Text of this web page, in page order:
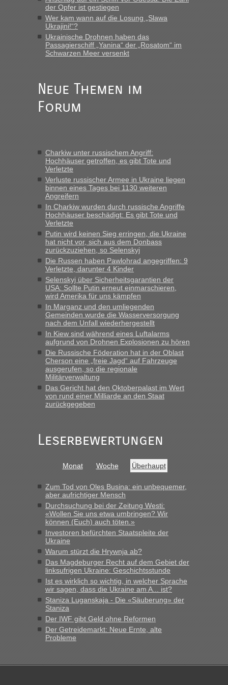
Recht, Visa und Dokumente • Re: Deklaration
gebrauchter Kleidung beim Zoll
„Vielen Dank, mit einem Briefchen meiner Frau im Gepäck
gab es keine Probleme“
fast 11 Milliarden aufgedeckt
„Am besten wäre natürlich, wenn die Frau mit dabei ist.
Alleinreisende Männer stehen schließlich immer unter
Milliarden aufgedeckt
„Kein Zoll. Du musst an sich nur sagen dass das privat ist
und du nicht damit handeln willst. So lange das nicht
Originalverpackt ist und ersichlich das nicht neu sollte es
keine Probleme geben“
Recht, Visa und Dokumente • Deklaration
gebrauchter Kleidung beim Zoll
„Hallo Leute, ich weiß nicht, ob ich hier richtig bin mit meiner
Anfrage. Ich möchte 4 Umzugskartons mit gebrauchter
Straßen Kleidung bei der Einreise in die Ukraine
mitnehmen. Es ist gebrauchte Kleidung...“
Berichte und Reisetipps • Re: An welchem
Grenzübergang zwischen Polen und der Ukraine geht es am
schnellsten?
„Wir sind mit unserem Wohnmobil, wie geplant am Montag
15.6. in Krakovets rüber. Sehr zeitig los gegen 5 Uhr in der
Früh. Mit sehr sehr wenig Verkehr, super bis zur Grenze. Nur
8 PKW vor der Schranke....“
Berichte und Reisetipps • Re: An welchem
Grenzübergang zwischen Polen und der Ukraine geht es am
schnellsten?
„Gestern 6 Stunden warten vor der Grenze Richtung Polen
Grenzübergang zwischen Polen und der Ukraine geht es am
„Bin am Montag 15.6.26 um 8 Uhr in Urgyniw ausgereist,
das erste Mal an einem Montagmorgen ca. 15 Fahrzeuge
vor mir, bin sonst der Erste oder Zweite, egal, nach ca 20
Minuten wurde dann die nächste Welle...“
Berichte und Reisetipps • Re: An welchem
Grenzübergang zwischen Polen und der Ukraine geht es am
schnellsten?
„Derzeit, ist es überall sehr voll an den Grenzen Ukraine/
Polen. Zb. Krakovets 100 PKW ca. 10 h Wartezeit. Wollen
Montag rüber, versuchen es sehr früh.“
der Opfer ist gestiegen
Wer kam wann auf die Losung „Slawa
Ukrajini!“?
Ukrainische Drohnen haben das
Passagierschiff „Yanina“ der „Rosatom“ im
Schwarzen Meer versenkt
Neue Themen im
Forum
Charkiw unter russischem Angriff:
Hochhäuser getroffen, es gibt Tote und
Verletzte
Verluste russischer Armee in Ukraine liegen
binnen eines Tages bei 1130 weiteren
Angreifern
In Charkiw wurden durch russische Angriffe
Hochhäuser beschädigt: Es gibt Tote und
Verletzte
Putin wird keinen Sieg erringen, die Ukraine
hat nicht vor, sich aus dem Donbass
zurückzuziehen, so Selenskyj
Die Russen haben Pawlohrad angegriffen: 9
Verletzte, darunter 4 Kinder
Selenskyj über Sicherheitsgarantien der
USA: Sollte Putin erneut einmarschieren,
wird Amerika für uns kämpfen
In Marganz und den umliegenden
Gemeinden wurde die Wasserversorgung
nach dem Unfall wiederhergestellt
In Kiew sind während eines Luftalarms
aufgrund von Drohnen Explosionen zu hören
Die Russische Föderation hat in der Oblast
Cherson eine „freie Jagd“ auf Fahrzeuge
ausgerufen, so die regionale
Militärverwaltung
Das Gericht hat den Oktoberpalast im Wert
von rund einer Milliarde an den Staat
zurückgegeben
Leserbewertungen
Monat Woche Überhaupt
Zum Tod von Oles Busina: ein unbequemer,
aber aufrichtiger Mensch
Durchsuchung bei der Zeitung Westi:
«Wollen Sie uns etwa umbringen? Wir
können (Euch) auch töten.»
Investoren befürchten Staatspleite der
Ukraine
Warum stürzt die Hrywnja ab?
Das Magdeburger Recht auf dem Gebiet der
linksufrigen Ukraine: Geschichtsstunde
Ist es wirklich so wichtig, in welcher Sprache
wir sagen, dass die Ukraine am A... ist?
Staniza Luganskaja - Die «Säuberung» der
Staniza
Der IWF gibt Geld ohne Reformen
Der Getreidemarkt: Neue Ernte, alte
Probleme